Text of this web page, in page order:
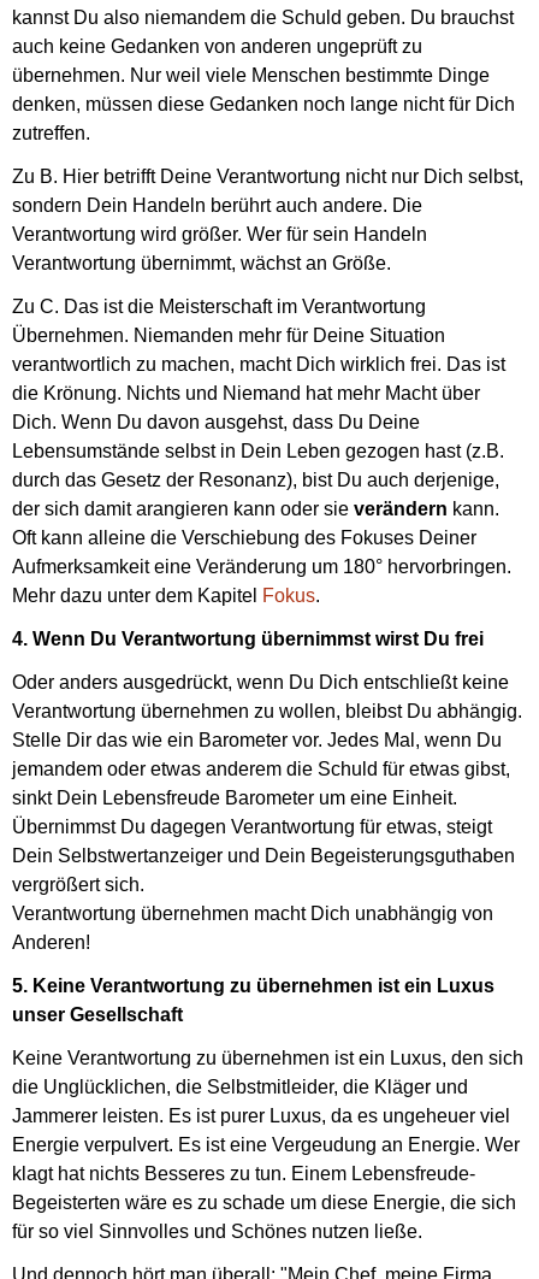
kannst Du also niemandem die Schuld geben. Du brauchst
auch keine Gedanken von anderen ungeprüft zu
übernehmen. Nur weil viele Menschen bestimmte Dinge
denken, müssen diese Gedanken noch lange nicht für Dich
zutreffen.
Zu B. Hier betrifft Deine Verantwortung nicht nur Dich selbst,
sondern Dein Handeln berührt auch andere. Die
Verantwortung wird größer. Wer für sein Handeln
Verantwortung übernimmt, wächst an Größe.
Zu C. Das ist die Meisterschaft im Verantwortung
Übernehmen. Niemanden mehr für Deine Situation
verantwortlich zu machen, macht Dich wirklich frei. Das ist
die Krönung. Nichts und Niemand hat mehr Macht über
Dich. Wenn Du davon ausgehst, dass Du Deine
Lebensumstände selbst in Dein Leben gezogen hast (z.B.
durch das Gesetz der Resonanz), bist Du auch derjenige,
der sich damit arangieren kann oder sie verändern kann.
Oft kann alleine die Verschiebung des Fokuses Deiner
Aufmerksamkeit eine Veränderung um 180° hervorbringen.
Mehr dazu unter dem Kapitel Fokus.
4. Wenn Du Verantwortung übernimmst wirst Du frei
Oder anders ausgedrückt, wenn Du Dich entschließt keine
Verantwortung übernehmen zu wollen, bleibst Du abhängig.
Stelle Dir das wie ein Barometer vor. Jedes Mal, wenn Du
jemandem oder etwas anderem die Schuld für etwas gibst,
sinkt Dein Lebensfreude Barometer um eine Einheit.
Übernimmst Du dagegen Verantwortung für etwas, steigt
Dein Selbstwertanzeiger und Dein Begeisterungsguthaben
vergrößert sich.
Verantwortung übernehmen macht Dich unabhängig von
Anderen!
5. Keine Verantwortung zu übernehmen ist ein Luxus
unser Gesellschaft
Keine Verantwortung zu übernehmen ist ein Luxus, den sich
die Unglücklichen, die Selbstmitleider, die Kläger und
Jammerer leisten. Es ist purer Luxus, da es ungeheuer viel
Energie verpulvert. Es ist eine Vergeudung an Energie. Wer
klagt hat nichts Besseres zu tun. Einem Lebensfreude-
Begeisterten wäre es zu schade um diese Energie, die sich
für so viel Sinnvolles und Schönes nutzen ließe.
Und dennoch hört man überall: "Mein Chef, meine Firma,